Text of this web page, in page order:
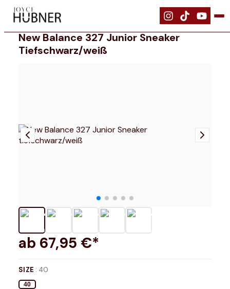
| Schuhe | New Balance 327 Junior Sneaker tiefschwarz/weiß
New Balance 327 Junior Sneaker
Tiefschwarz/weiß
ab 67,95 €*
SIZE : 40
40